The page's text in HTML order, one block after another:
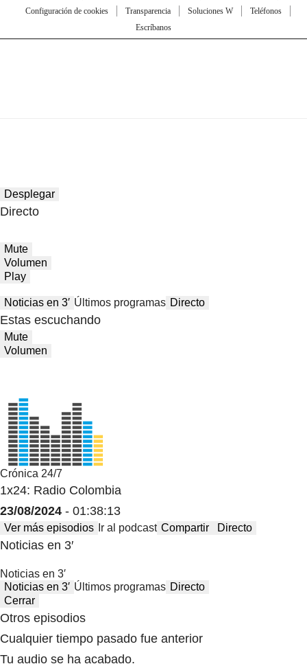
Configuración de cookies
Transparencia Soluciones W
Teléfonos
Escríbanos
Desplegar
Directo
Mute
Volumen
Play
Noticias en 3′ Últimos programas Directo
Estas escuchando
Mute
Volumen
Crónica 24/7
1x24: Radio Colombia
23/08/2024 - 01:38:13
Ver más episodios Ir al podcast Compartir Directo
Noticias en 3′
Noticias en 3′
Noticias en 3′ Últimos programas Directo
Cerrar
Otros episodios
Cualquier tiempo pasado fue anterior
Tu audio se ha acabado.